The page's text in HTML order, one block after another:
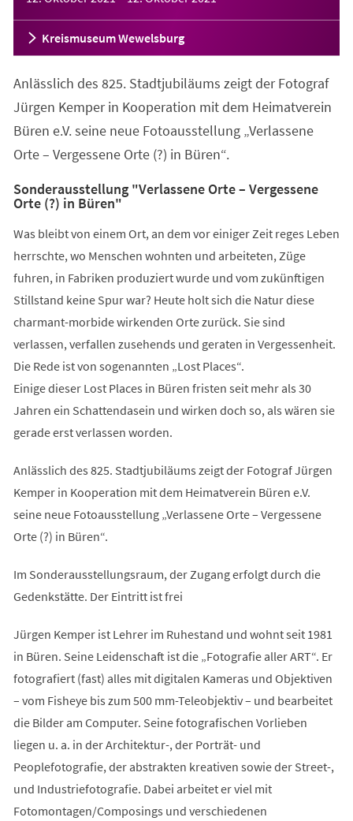
Kreismuseum Wewelsburg
Anlässlich des 825. Stadtjubiläums zeigt der Fotograf
Jürgen Kemper in Kooperation mit dem Heimatverein
Büren e.V. seine neue Fotoausstellung „Verlassene
Orte – Vergessene Orte (?) in Büren“.
Sonderausstellung "Verlassene Orte – Vergessene
Orte (?) in Büren"
Was bleibt von einem Ort, an dem vor einiger Zeit reges Leben
herrschte, wo Menschen wohnten und arbeiteten, Züge
fuhren, in Fabriken produziert wurde und vom zukünftigen
Stillstand keine Spur war? Heute holt sich die Natur diese
charmant-morbide wirkenden Orte zurück. Sie sind
verlassen, verfallen zusehends und geraten in Vergessenheit.
Die Rede ist von sogenannten „Lost Places“.
Einige dieser Lost Places in Büren fristen seit mehr als 30
Jahren ein Schattendasein und wirken doch so, als wären sie
gerade erst verlassen worden.
Anlässlich des 825. Stadtjubiläums zeigt der Fotograf Jürgen
Kemper in Kooperation mit dem Heimatverein Büren e.V.
seine neue Fotoausstellung „Verlassene Orte – Vergessene
Orte (?) in Büren“.
Im Sonderausstellungsraum, der Zugang erfolgt durch die
Gedenkstätte. Der Eintritt ist frei
Jürgen Kemper ist Lehrer im Ruhestand und wohnt seit 1981
in Büren. Seine Leidenschaft ist die „Fotografie aller ART“. Er
fotografiert (fast) alles mit digitalen Kameras und Objektiven
– vom Fisheye bis zum 500 mm-Teleobjektiv – und bearbeitet
die Bilder am Computer. Seine fotografischen Vorlieben
liegen u. a. in der Architektur-, der Porträt- und
Peoplefotografie, der abstrakten kreativen sowie der Street-,
und Industriefotografie. Dabei arbeitet er viel mit
Fotomontagen/Composings und verschiedenen